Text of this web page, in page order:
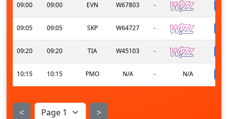
09:00 09:00 EVN W67803 -
09:05 09:05 SKP W64727 -
09:20 09:20 TIA W45103 -
10:15 10:15 PMO N/A - N/A
< >